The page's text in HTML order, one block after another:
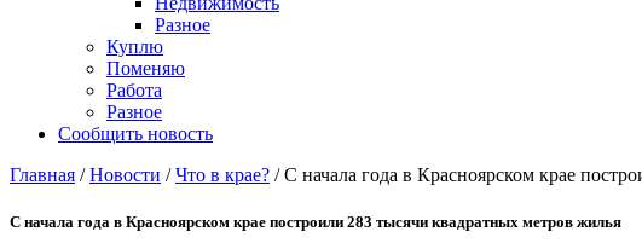
Разное
Куплю
Поменяю
Работа
Разное
Сообщить новость
Главная /Новости /Что в крае? /С начала года в Красноярском крае
С начала года в Красноярском крае построили 283 тысячи квадратных метров жилья